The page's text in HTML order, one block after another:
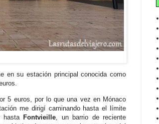
en su estación principal conocida como
5 euros, por lo que una vez en Mónaco
me dirigí caminando hasta el límite
hastaFontvieille , un barrio de reciente